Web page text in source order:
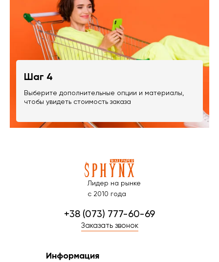
Шаг 4
Выберите дополнительные опции и материалы,
чтобы увидеть стоимость заказа
Лидер на рынке
с 2010 года
+38 (073) 777-60-69
Заказать звонок
Информация